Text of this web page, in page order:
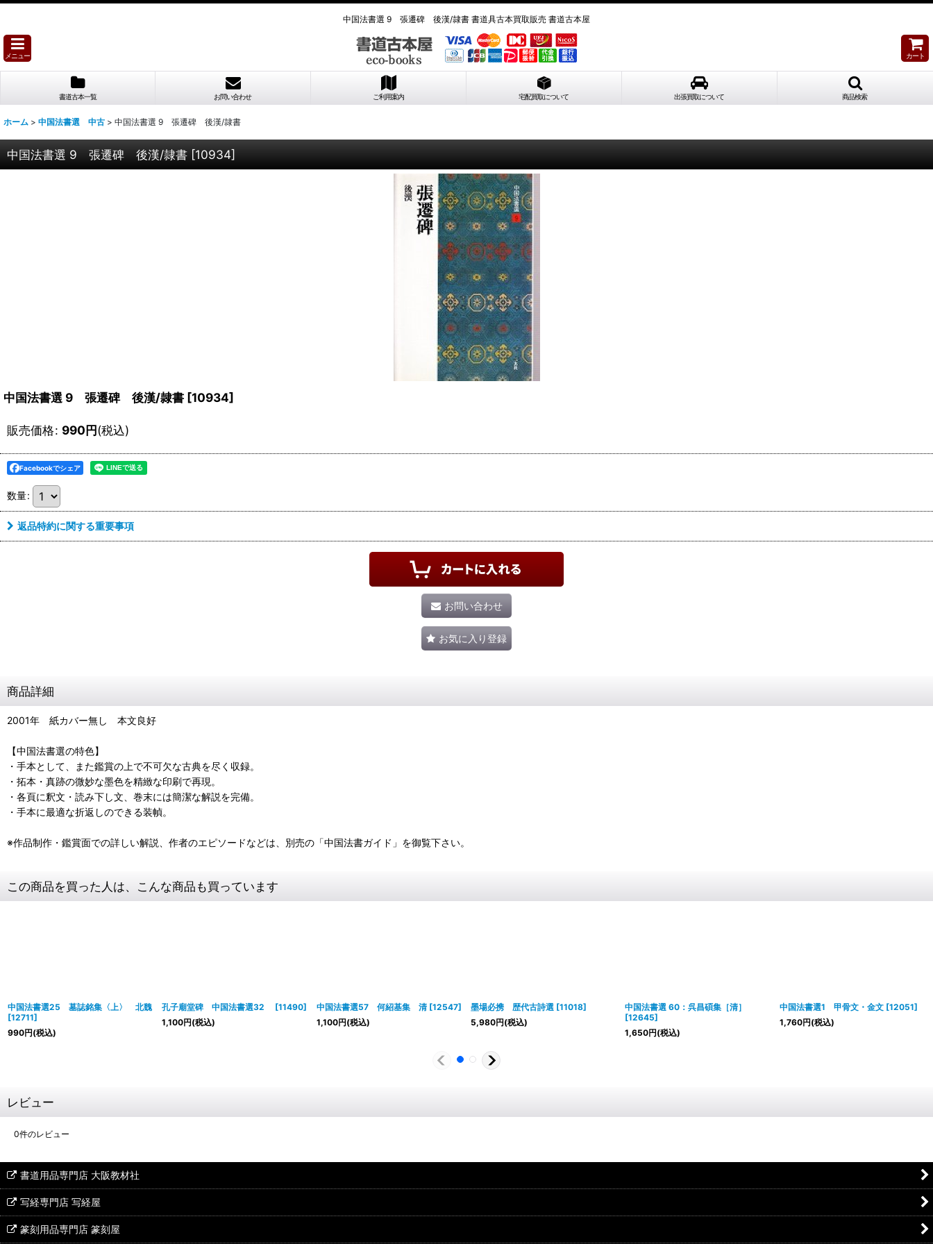
中国法書選 9 張遷碑 後漢/隷書 書道具古本買取販売 書道古本屋
メニュー カート
書道古本一覧 お問い合わせ ご利用案内 宅配買取について 出張買取について 商品検索
ホーム > 中国法書選 中古 > 中国法書選 9 張遷碑 後漢/隷書
中国法書選 9 張遷碑 後漢/隷書 [10934]
中国法書選 9 張遷碑 後漢/隷書 [10934]
販売価格: 990円(税込)
Facebookでシェア
数量:
返品特約に関する重要事項
お問い合わせ
お気に入り登録
商品詳細
2001年 紙カバー無し 本文良好
【中国法書選の特色】
・手本として、また鑑賞の上で不可欠な古典を尽く収録。
・拓本・真跡の微妙な墨色を精緻な印刷で再現。
・各頁に釈文・読み下し文、巻末には簡潔な解説を完備。
・手本に最適な折返しのできる装幀。
※作品制作・鑑賞面での詳しい解説、作者のエピソードなどは、別売の「中国法書ガイド」を御覧下さい。
この商品を買った人は、こんな商品も買っています
中国法書選25 墓誌銘集〈上〉 北魏
[12711]
990円(税込)
孔子廟堂碑 中国法書選32 [11490]
1,100円(税込)
中国法書選57 何紹基集 清 [12547]
1,100円(税込)
墨場必携 歴代古詩選 [11018]
5,980円(税込)
中国法書選 60：呉昌碩集［清］
[12645]
1,650円(税込)
中国法書選1 甲骨文・金文 [12051]
1,760円(税込)
レビュー
0件のレビュー
書道用品専門店 大阪教材社
写経専門店 写経屋
篆刻用品専門店 篆刻屋